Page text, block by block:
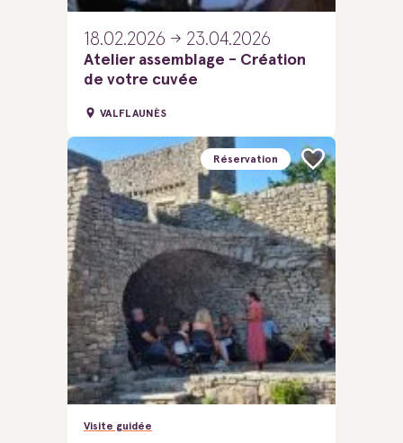
18.02.2026 23.04.2026
Atelier assemblage - Création
de votre cuvée
VALFLAUNÈS
Visite guidée
Réservation